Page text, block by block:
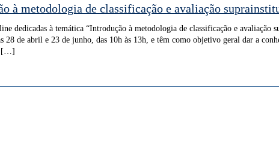
à metodologia de classificação e avaliação
dedicadas à temática “Introdução à metodologia de classificação e avaliação
de abril e 23 de junho, das 10h às 13h, e têm como objetivo geral dar a
[…]